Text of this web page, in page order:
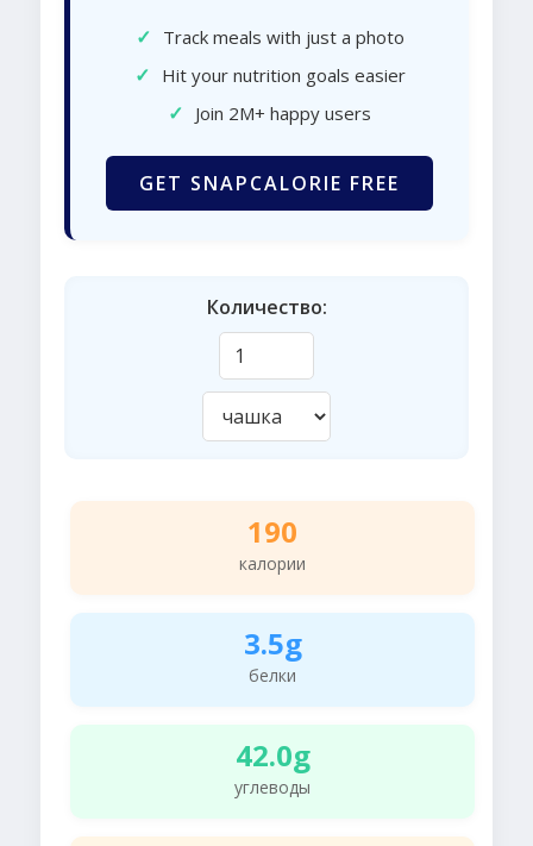
✓ Track meals with just a photo
✓ Hit your nutrition goals easier
✓ Join 2M+ happy users
GET SNAPCALORIE FREE
Количество:
190
калории
3.5g
белки
42.0g
углеводы